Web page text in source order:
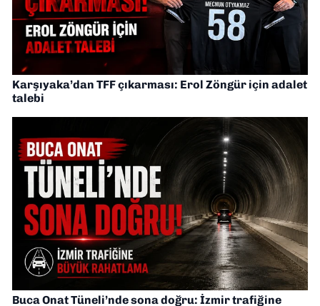
Karşıyaka’dan TFF çıkarması: Erol Zöngür için adalet
talebi
Buca Onat Tüneli’nde sona doğru: İzmir trafiğine